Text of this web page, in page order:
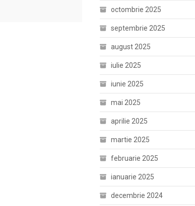
octombrie 2025
septembrie 2025
august 2025
iulie 2025
iunie 2025
mai 2025
aprilie 2025
martie 2025
februarie 2025
ianuarie 2025
decembrie 2024